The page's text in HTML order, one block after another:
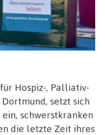
Hospiz-, Palliativ-
setzt sich
schwerstkranken
die letzte Zeit ihres